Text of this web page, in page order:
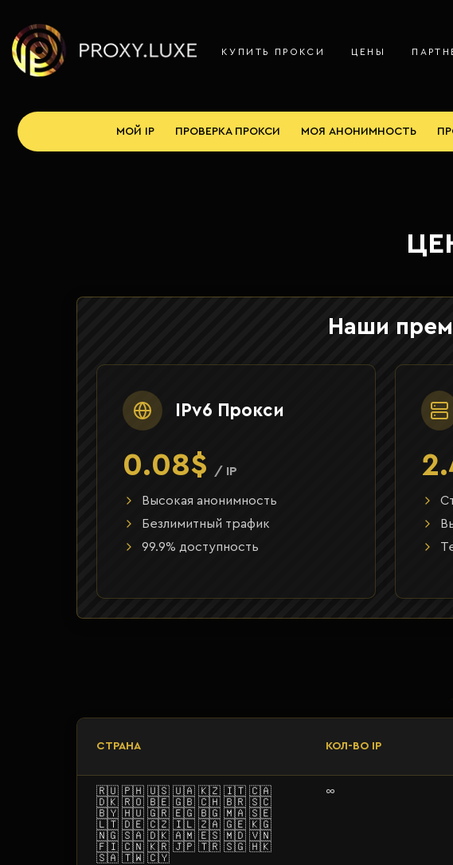
КУПИТЬ ПРОКСИ ЦЕНЫ
МОЙ IP ПРОВЕРКА ПРОКСИ МОЯ АНОНИМНОСТЬ
Наши
IPv6 Прокси
0.08$ / IP
Высокая анонимность
Безлимитный трафик
99.9% доступность
СТРАНА КОЛ-ВО IP
🇷🇺 🇵🇭 🇺🇸 🇺🇦 🇰🇿 🇮🇹 🇨🇦
🇩🇰 🇷🇴 🇧🇪 🇬🇧 🇨🇭 🇧🇷 🇸🇨
🇧🇾 🇭🇺 🇬🇷 🇪🇬 🇧🇬 🇲🇦 🇸🇪
🇱🇹 🇩🇪 🇨🇿 🇮🇱 🇿🇦 🇬🇪 🇰🇬
🇳🇬 🇸🇦 🇩🇰 🇦🇲 🇪🇸 🇲🇩 🇻🇳
🇫🇮 🇨🇳 🇰🇷 🇯🇵 🇹🇷 🇸🇬 🇭🇰
🇸🇦 🇹🇼 🇨🇾
∞